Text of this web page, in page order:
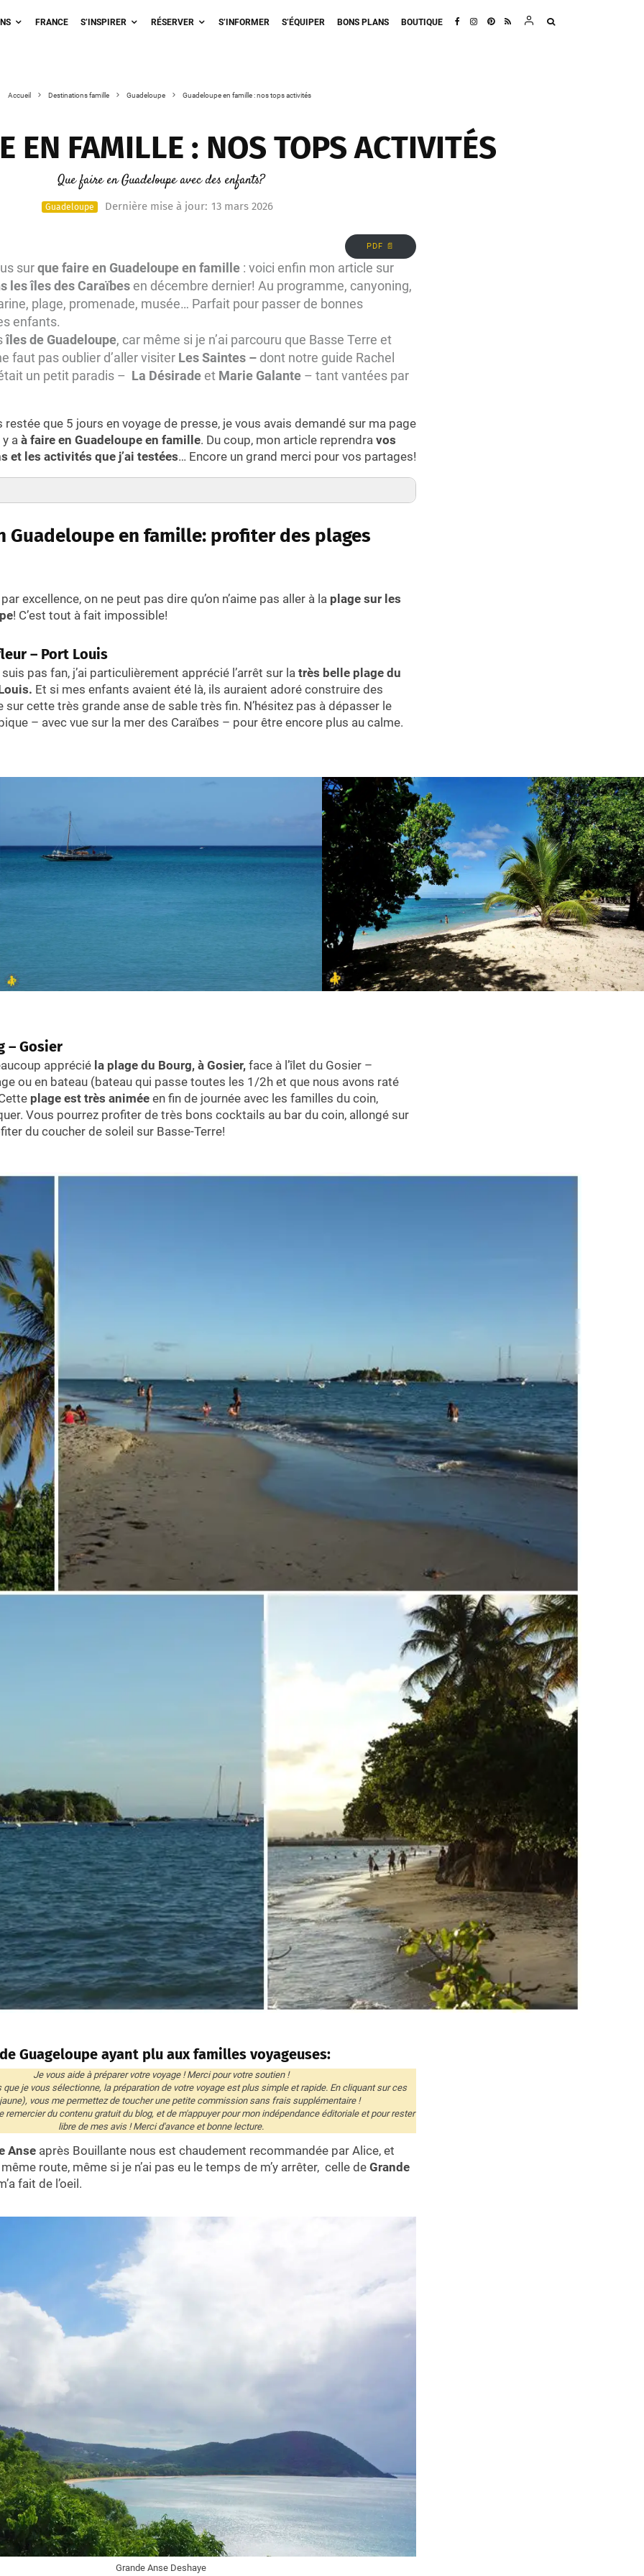
FRANCE S’INSPIRER RÉSERVER S’INFORMER S’ÉQUIPER BONS PLANS BOUTIQUE
Accueil Destinations famille Guadeloupe Guadeloupe en famille : nos tops activités
EN FAMILLE : NOS TOPS ACTIVITÉS
Que faire en Guadeloupe avec des enfants?
Guadeloupe Dernière mise à jour: 13 mars 2026
PDF 📄
surque faire en Guadeloupe en famille : voici enfin mon article sur
les îles des Caraïbes en décembre dernier! Au programme, canyoning,
plage, promenade, musée… Parfait pour passer de bonnes
enfants.
îles de Guadeloupe, car même si je n’ai parcouru que Basse Terre et
faut pas oublier d’aller visiter Les Saintes – dont notre guide Rachel
un petit paradis – La Désirade et Marie Galante – tant vantées par
restée que 5 jours en voyage de presse, je vous avais demandé sur ma page
a à faire en Guadeloupe en famille. Du coup, mon article reprendra vos
et les activités que j’ai testées… Encore un grand merci pour vos partages!
– Port Louis
– Gosier
de Guageloupe ayant plu aux familles voyageuses:
cascades des îles de Guadeloupe
aux Ecrevisse – Basse Terre
Saut de l'Acomat
la Rivière Noire
sensations du canyoning avec vos ados
à Ravine Chaude – Basse Terre
du cacao pour les enfants
Guadeloupe en famille
chateaux – Grande terre
vers la Soufrière
avec respect
adaptés aux enfants
Cousteau avec vos préados et ados Que faire en Guadeloupe?
mangrove du Grand cul de sac en Kayak ou en catamaran
vers les îles et ilets environnants
Guadeloupe en famille?
en Guadeloupe?
Guadeloupe en famille: profiter des plages
excellence, on ne peut pas dire qu’on n’aime pas aller à la plage sur les
! C’est tout à fait impossible!
– Port Louis
pas fan, j’ai particulièrement apprécié l’arrêt sur la très belle plage du
Et si mes enfants avaient été là, ils auraient adoré construire des
sur cette très grande anse de sable très fin. N’hésitez pas à dépasser le
– avec vue sur la mer des Caraïbes – pour être encore plus au calme.
– Gosier
apprécié la plage du Bourg, à Gosier, face à l’îlet du Gosier –
ou en bateau (bateau qui passe toutes les 1/2h et que nous avons raté
plage est très animée en fin de journée avec les familles du coin,
Vous pourrez profiter de très bons cocktails au bar du coin, allongé sur
du coucher de soleil sur Basse-Terre!
Guageloupe ayant plu aux familles voyageuses:
Je vous aide à préparer votre voyage ! Merci pour votre soutien !
je vous sélectionne, la préparation de votre voyage est plus simple et rapide. En cliquant sur ces
vous me permettez de toucher une petite commission sans frais supplémentaire !
remercier du contenu gratuit du blog, et de m'appuyer pour mon indépendance éditoriale et pour rester
libre de mes avis ! Merci d'avance et bonne lecture.
Anse après Bouillante nous est chaudement recommandée par Alice, et
route, même si je n’ai pas eu le temps de m’y arrêter, celle de Grande
fait de l’oeil.
Grande Anse Deshaye